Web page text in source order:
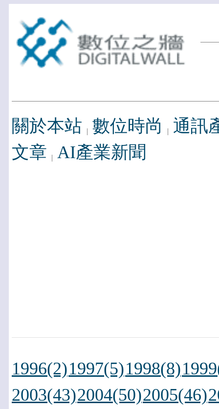
關於本站 數位時尚
通訊
文章 AI產業新聞
1996(2)1997(5)1998(8)
2003(43)2004(50)2005(46)